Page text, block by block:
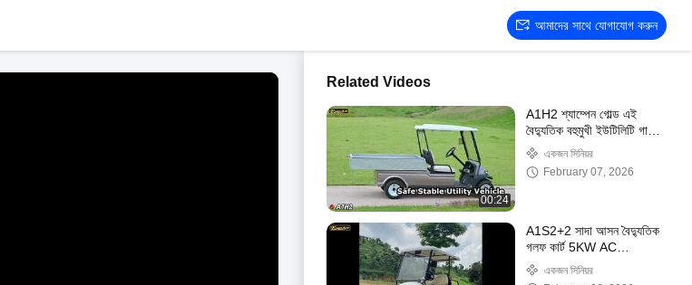
আমাদের সাথে যোগাযোগ করুন
Related Videos
00:24
A1H2 শ্যাম্পেন গোল্ড এই
বৈদ্যুতিক বহুমুখী ইউটিলিটি গাড়িটি
নিরাপত্তা এবং স্থিতিশীলতা
প্রদান করে, একটি দীর্ঘ
একজন সিনিয়র
February 07, 2026
A1S2+2 সাদা আসন বৈদ্যুতিক
গলফ কার্ট 5KW AC
অ্যাসিঙ্ক্রোনাস মোটর 48V
লিথিয়াম ব্যাটারি
একজন সিনিয়র